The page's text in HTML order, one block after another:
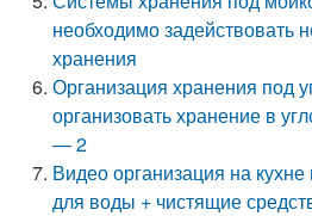
необходимо задействовать
хранения
Организация хранения под
организовать хранение в
— 2
Видео организация на
для воды + чистящие